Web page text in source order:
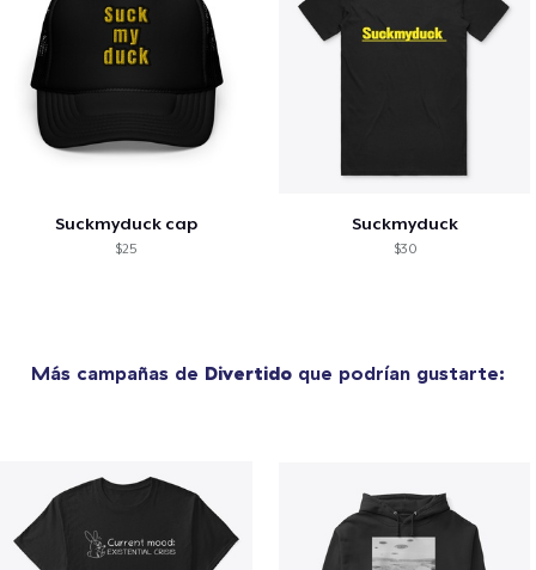
Suckmyduck cap
$25
Suckmyduck
$30
Más campañas de Divertido que podrían gustarte: